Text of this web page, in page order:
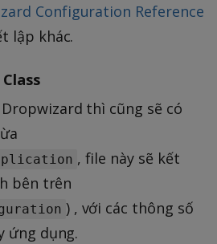
Configuration Reference
lập khác.
thì cũng sẽ có
, file này sẽ kết
bên trên
) , với các thông số
ứng dụng.